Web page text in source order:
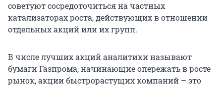
советуют сосредоточиться на частных
катализаторах роста, действующих в отношении
отдельных акций или их групп.
В числе лучших акций аналитики называют
бумаги Газпрома, начинающие опережать в росте
рынок, акции быстрорастущих компаний – это